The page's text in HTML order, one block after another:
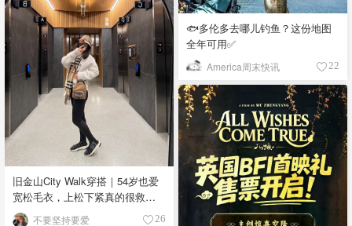
🐟多伦多去哪儿钓鱼？这份地图
全年可用✅
America周末快讯 22
旧金山City Walk穿搭｜54岁也爱
宽松毛衣，上松下紧真的很救比
例
不要坚持要爱 26